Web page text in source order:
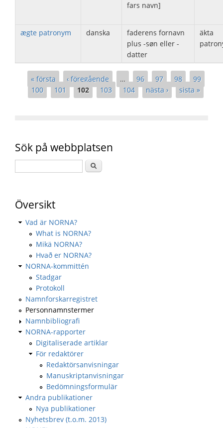
fars navn]
ægte patronym danska
faderens fornavn
plus -søn eller -
datter
äkta
Sidor« första ‹ föregående … 96 97 98
99
100
101 102 103 104 nästa › sista »
Sök på webbplatsen
Översikt
Vad är NORNA?
What is NORNA?
Mikä NORNA?
Hvað er NORNA?
NORNA-kommittén
Stadgar
Protokoll
Namnforskarregistret
Personnamnstermer
Namnbibliografi
NORNA-rapporter
Digitaliserade artiklar
För redaktörer
Redaktörsanvisningar
Manuskriptanvisningar
Bedömningsformulär
Andra publikationer
Nya publikationer
Nyhetsbrev (t.o.m. 2013)